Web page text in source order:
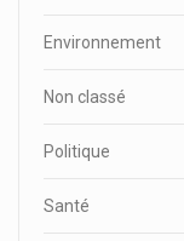
Environnement
Non classé
Politique
Santé